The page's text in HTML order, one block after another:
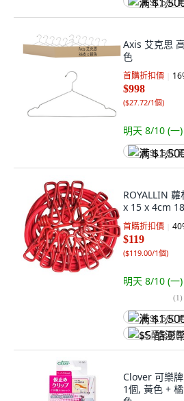
满 $1,500
Axis 艾克思
色
首購折扣價 16
$998
($27.72/1個)
明天 8/10 (一)
满 $1,500
ROYALLIN
x 15 x 4cm
首購折扣價 40
$119
($119.00/1個)
明天 8/10 (一)
(1)
满 $1,500
$5 酷澎幣
Clover 可樂
1個, 黃色 +